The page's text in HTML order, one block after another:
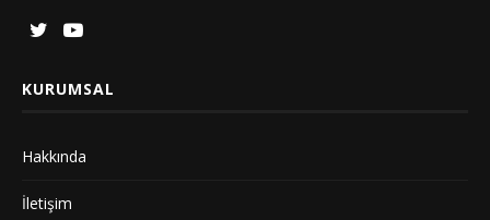
KURUMSAL
Hakkında
İletişim